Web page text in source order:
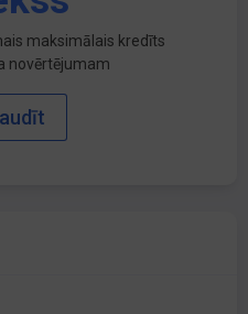
maksimālais kredīts
novērtējumam